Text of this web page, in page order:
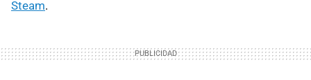
Steam.